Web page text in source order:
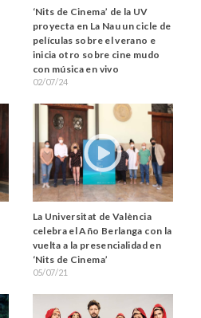
‘Nits de Cinema’ de la UV
proyecta en La Nau un cicle de
películas sobre el verano e
inicia otro sobre cine mudo
con música en vivo
02/07/24
La Universitat de València
celebra el Año Berlanga con la
vuelta a la presencialidad en
‘Nits de Cinema’
05/07/21